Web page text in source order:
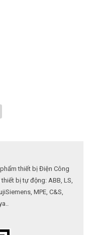
thiết bị Điện Công
bị tự động: ABB, LS,
MPE, C&S,